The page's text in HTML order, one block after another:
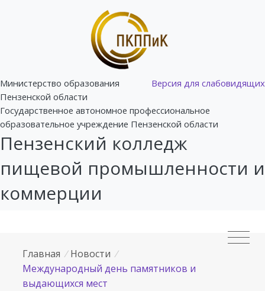
Версия для слабовидящих
Министерство образования
Пензенской области
Государственное автономное профессиональное
образовательное учреждение Пензенской области
Пензенский колледж
пищевой промышленности и
коммерции
Главная / Новости /
Международный день памятников и
выдающихся мест